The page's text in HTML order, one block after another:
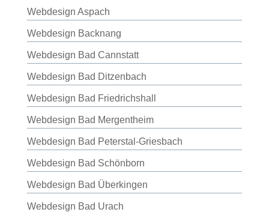
Webdesign Aspach
Webdesign Backnang
Webdesign Bad Cannstatt
Webdesign Bad Ditzenbach
Webdesign Bad Friedrichshall
Webdesign Bad Mergentheim
Webdesign Bad Peterstal-Griesbach
Webdesign Bad Schönborn
Webdesign Bad Überkingen
Webdesign Bad Urach